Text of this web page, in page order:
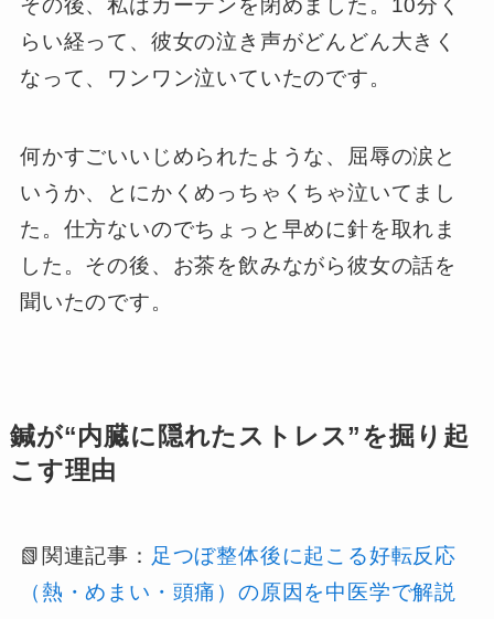
その後、私はカーテンを閉めました。10分く
らい経って、彼女の泣き声がどんどん大きく
なって、ワンワン泣いていたのです。
何かすごいいじめられたような、屈辱の涙と
いうか、とにかくめっちゃくちゃ泣いてまし
た。仕方ないのでちょっと早めに針を取れま
した。その後、お茶を飲みながら彼女の話を
聞いたのです。
鍼が“内臓に隠れたストレス”を掘り起
こす理由
📗関連記事： 足つぼ整体後に起こる好転反応
（熱・めまい・頭痛）の原因を中医学で解説